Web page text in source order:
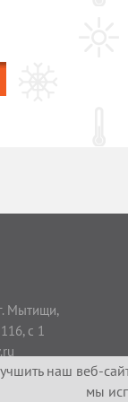
Мытищи,
с 1
наш веб-
мы